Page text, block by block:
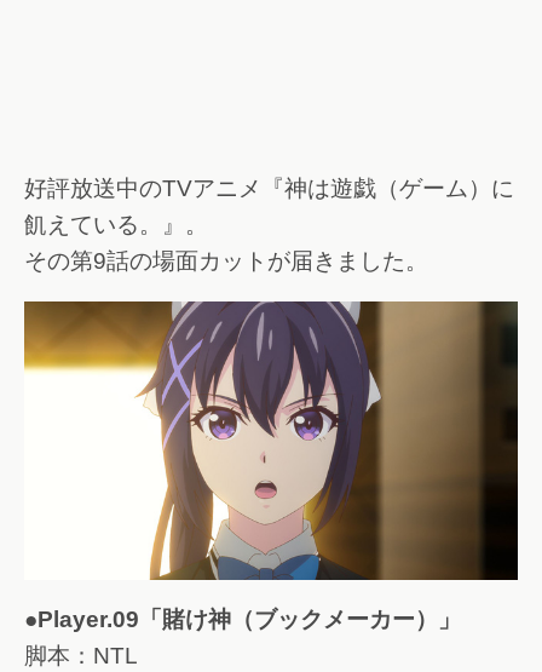
好評放送中のTVアニメ『神は遊戯（ゲーム）に
飢えている。』。
その第9話の場面カットが届きました。
●Player.09「賭け神（ブックメーカー）」
脚本：NTL